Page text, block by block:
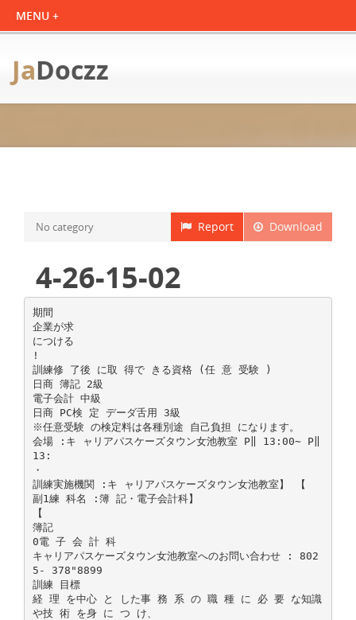
JaDoczz
Download
Report
No category
4-26-15-02
期間
企業が求
につける
!
訓練修 了後 に取 得で きる資格 (任 意 受験 )
日商 簿記 2級
電子会計 中級
日商 PC検 定 デーダ舌用 3級
※任意受験 の検定料は各種別途 自己負担 になります。
会場 :キ ャリアパスケーズタウン女池教室 P‖ 13:00∼ P‖
13:
・
訓練実施機関 :キ ャリアパスケーズタウン女池教室】 【
副1練 科名 :簿 記・電子会計科】
【
簿記
0電 子 会 計 科
キャリアパスケーズタウン女池教室へのお問い合わせ : 802
5‐ 378"8899
訓練 目標
経 理 を中心 と した事 務 系 の 職 種 に 必 要 な知識
や技 術 を身 に つ け、